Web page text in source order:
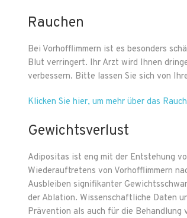
Rauchen
Bei Vorhofflimmern ist es besonders
Blut verringert. Ihr Arzt wird Ihnen
verbessern. Bitte lassen Sie sich von
Klicken Sie hier, um mehr über das
Gewichtsverlust
Adipositas ist eng mit der Entstehung
Wiederauftretens von Vorhofflimmern
Ausbleiben signifikanter
der Ablation. Wissenschaftliche Daten
Prävention als auch für die